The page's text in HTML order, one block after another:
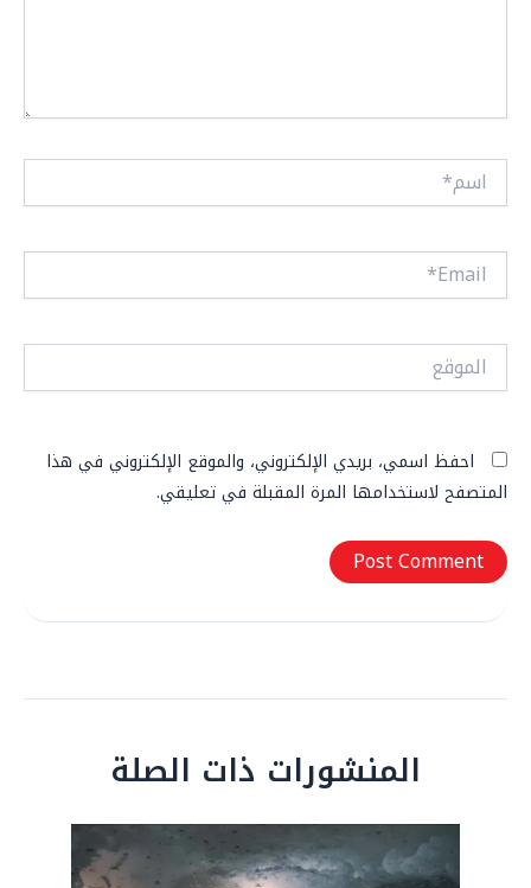
اسم*
Email*
الموقع
احفظ اسمي، بريدي الإلكتروني، والموقع الإلكتروني في هذا
المتصفح لاستخدامها المرة المقبلة في تعليقي.
المنشورات ذات الصلة